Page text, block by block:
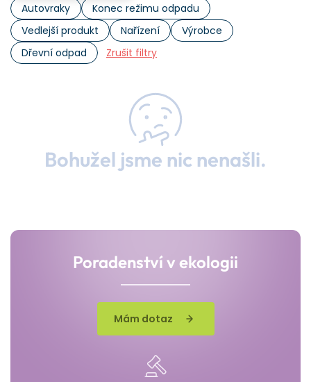
Autovraky
Konec režimu odpadu
Vedlejší produkt
Nařízení
Výrobce
Dřevní odpad
Zrušit filtry
Bohužel jsme nic nenašli.
Poradenství v ekologii
Mám dotaz